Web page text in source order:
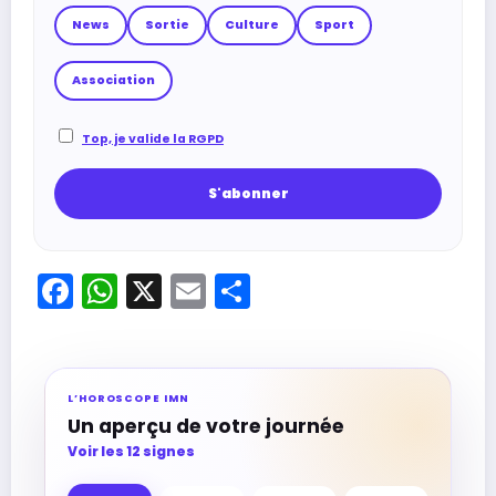
News Sortie Culture Sport
Association
Top, je valide la RGPD
Facebook
WhatsApp
X Email
L’HOROSCOPE IMN
Un aperçu de votre journée
Voir les 12 signes